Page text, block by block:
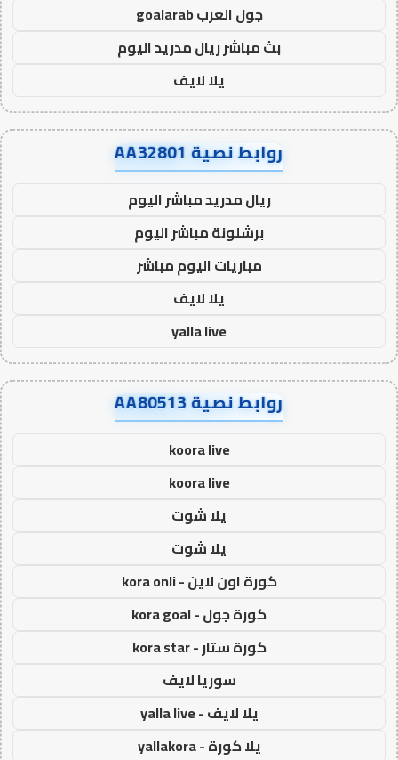
جول العرب goalarab
بث مباشر ريال مدريد اليوم
يلا لايف
روابط نصية AA32801
ريال مدريد مباشر اليوم
برشلونة مباشر اليوم
مباريات اليوم مباشر
يلا لايف
yalla live
روابط نصية AA80513
koora live
koora live
يلا شوت
يلا شوت
كورة اون لاين - kora onli
كورة جول - kora goal
كورة ستار - kora star
سوريا لايف
يلا لايف - yalla live
يلا كورة - yallakora